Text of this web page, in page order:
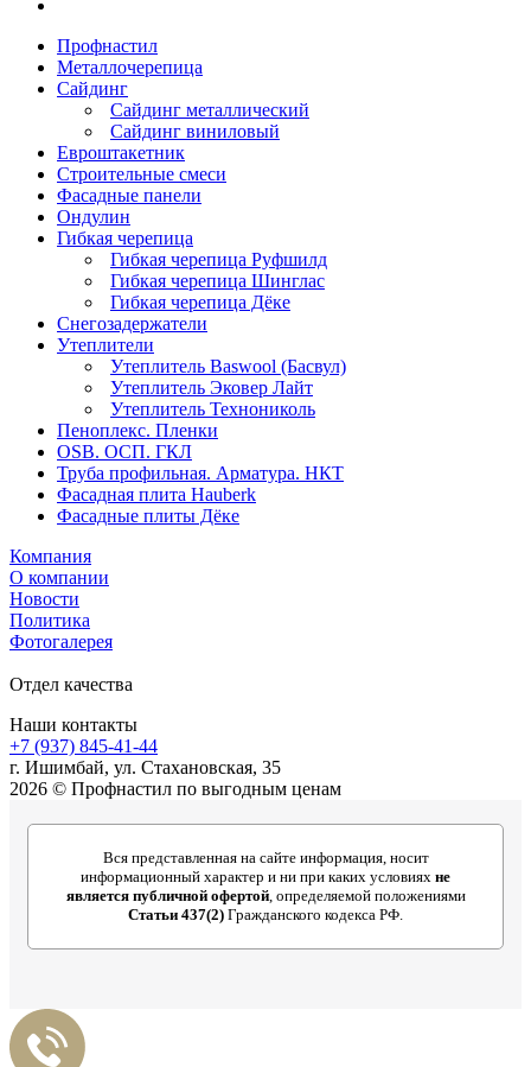
Профнастил
Металлочерепица
Сайдинг
Сайдинг металлический
Сайдинг виниловый
Евроштакетник
Строительные смеси
Фасадные панели
Ондулин
Гибкая черепица
Гибкая черепица Руфшилд
Гибкая черепица Шинглас
Гибкая черепица Дёке
Снегозадержатели
Утеплители
Утеплитель Baswool (Басвул)
Утеплитель Эковер Лайт
Утеплитель Технониколь
Пеноплекс. Пленки
OSB. ОСП. ГКЛ
Труба профильная. Арматура. НКТ
Фасадная плита Hauberk
Фасадные плиты Дёке
Компания
О компании
Новости
Политика
Фотогалерея
Отдел качества
Наши контакты
+7 (937) 845-41-44
г. Ишимбай, ул. Стахановская, 35
2026 © Профнастил по выгодным ценам
Вся представленная на сайте информация, носит
информационный характер и ни при каких условиях не
является публичной офертой, определяемой положениями
Статьи 437(2) Гражданского кодекса РФ.